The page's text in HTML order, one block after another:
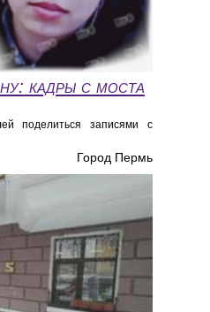
кадры с моста
поделиться записями с
Город Пермь